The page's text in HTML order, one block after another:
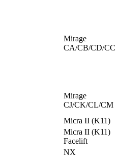
Mirage
CA/CB/CD/CC
Mirage
CJ/CK/CL/CM
Micra II (K11)
Micra II (K11)
Facelift
NX